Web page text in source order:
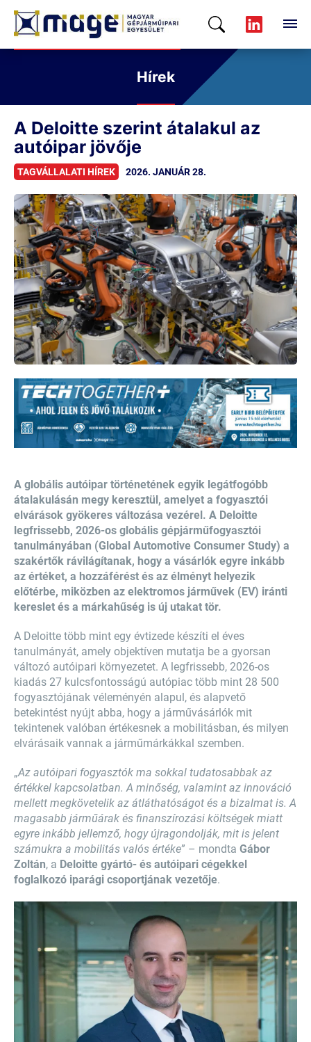
Hírek
A Deloitte szerint átalakul az
autóipar jövője
TAGVÁLLALATI HÍREK 2026. JANUÁR 28.
A globális autóipar történetének egyik legátfogóbb
átalakulásán megy keresztül, amelyet a fogyasztói
elvárások gyökeres változása vezérel. A Deloitte
legfrissebb, 2026-os globális gépjárműfogyasztói
tanulmányában (Global Automotive Consumer Study) a
szakértők rávilágítanak, hogy a vásárlók egyre inkább
az értéket, a hozzáférést és az élményt helyezik
előtérbe, miközben az elektromos járművek (EV) iránti
kereslet és a márkahűség is új utakat tör.
A Deloitte több mint egy évtizede készíti el éves
tanulmányát, amely objektíven mutatja be a gyorsan
változó autóipari környezetet. A legfrissebb, 2026-os
kiadás 27 kulcsfontosságú autópiac több mint 28 500
fogyasztójának véleményén alapul, és alapvető
betekintést nyújt abba, hogy a járművásárlók mit
tekintenek valóban értékesnek a mobilitásban, és milyen
elvárásaik vannak a járműmárkákkal szemben.
„Az autóipari fogyasztók ma sokkal tudatosabbak az
értékkel kapcsolatban. A minőség, valamint az innováció
mellett megkövetelik az átláthatóságot és a bizalmat is. A
magasabb járműárak és finanszírozási költségek miatt
egyre inkább jellemző, hogy újragondolják, mit is jelent
számukra a mobilitás valós értéke” – mondta Gábor
Zoltán, a Deloitte gyártó- és autóipari cégekkel
foglalkozó iparági csoportjának vezetője.